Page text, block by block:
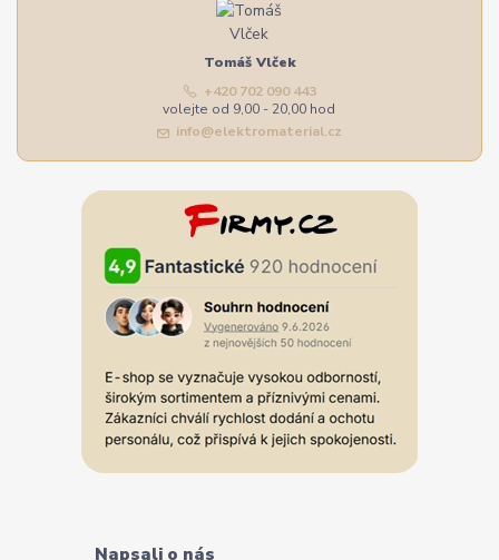
Tomáš Vlček
+420 702 090 443
volejte od 9,00 - 20,00 hod
info@elektromaterial.cz
Napsali o nás